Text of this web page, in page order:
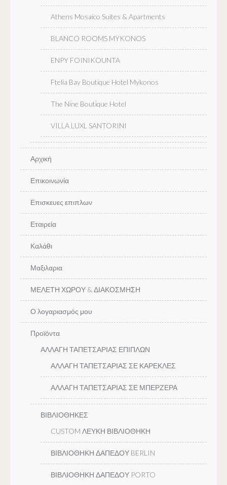
Athens Mosaico Suites & Apartments
BLANCO ROOMS MYKONOS
ENPY FOINIKOUNTA
Ftelia Bay Boutique Hotel Mykonos
The Nine Boutique Hotel
VILLA LUXL SANTORINI
Αρχική
Επικοινωνία
Επισκευες επιπλων
Εταιρεία
Καλάθι
Μαξιλαρια
ΜΕΛΕΤΗ ΧΩΡΟΥ & ΔΙΑΚΟΣΜΗΣΗ
Ο λογαριασμός μου
Προϊόντα
ΑΛΛΑΓΗ ΤΑΠΕΤΣΑΡΙΑΣ ΕΠΙΠΛΩΝ
ΑΛΛΑΓΗ ΤΑΠΕΤΣΑΡΙΑΣ ΣΕ ΚΑΡΕΚΛΕΣ
ΑΛΛΑΓΗ ΤΑΠΕΤΣΑΡΙΑΣ ΣΕ ΜΠΕΡΖΕΡΑ
ΒΙΒΛΙΟΘΗΚΕΣ
CUSTOM ΛΕΥΚΗ ΒΙΒΛΙΟΘΗΚΗ
ΒΙΒΛΙΟΘΗΚΗ ΔΑΠΕΔΟΥ BERLIN
ΒΙΒΛΙΟΘΗΚΗ ΔΑΠΕΔΟΥ PORTO